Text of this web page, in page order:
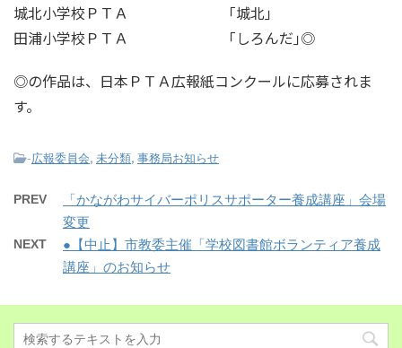
城北小学校ＰＴＡ ｢城北｣
田浦小学校ＰＴＡ ｢しろんだ｣◎
◎の作品は、日本ＰＴＡ広報紙コンクールに応募されま
す。
-広報委員会, 未分類, 事務局お知らせ
PREV
「かながわサイバーポリスサポーター養成講座」会場
変更
NEXT
●【中止】市教委主催「学校図書館ボランティア養成
講座」のお知らせ